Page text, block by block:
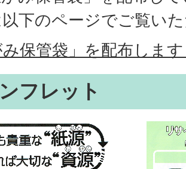
下のページでご覧い
み保管袋」を配布しま
フレット